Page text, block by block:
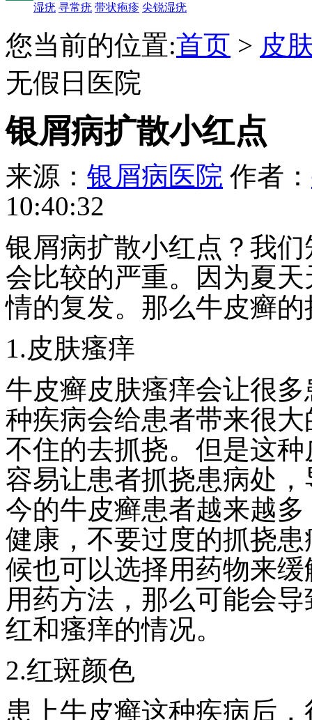
湿疣 寻常疣 带状疱疹 尖锐湿疣
您当前的位置:首页 > 皮
无假日医院
银屑病扩散小红点
来源： 银屑病医院 作者：
10:40:32
银屑病扩散小红点？我
会比较的严重。因为夏
情的复发。那么牛皮癣
1.皮肤瘙痒
牛皮癣皮肤瘙痒会让很
种疾病会给患者带来很
不住的去抓挠。但是这
容易让患者抓挠患病处
今的牛皮癣患者越来越
健康，不要过度的抓挠
候也可以选择用药物来
用药方法，那么可能会
红和瘙痒的情况。
2.红斑颜色
患上牛皮癣这种疾病后